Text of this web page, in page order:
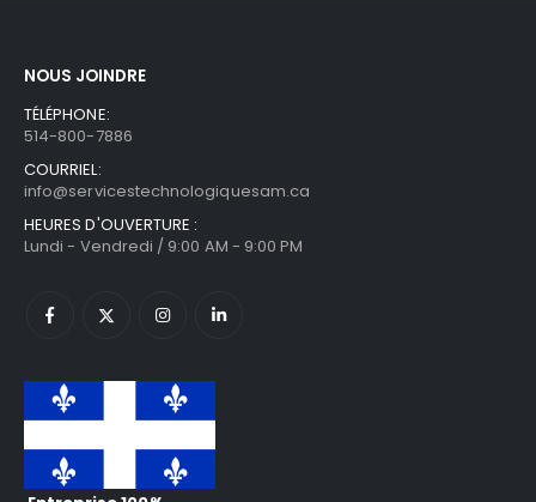
NOUS JOINDRE
TÉLÉPHONE:
514-800-7886
COURRIEL:
info@servicestechnologiquesam.ca
HEURES D'OUVERTURE :
Lundi - Vendredi / 9:00 AM - 9:00 PM